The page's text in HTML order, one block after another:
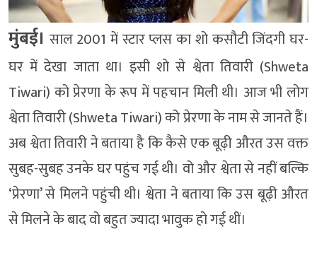
मुंबई। साल 2001 में स्टार प्लस का शो कसौटी जिंदगी घर-
घर में देखा जाता था। इसी शो से श्वेता तिवारी (Shweta
Tiwari) को प्रेरणा के रूप में पहचान मिली थी। आज भी लोग
श्वेता तिवारी (Shweta Tiwari) को प्रेरणा के नाम से जानते हैं।
अब श्वेता तिवारी ने बताया है कि कैसे एक बूढ़ी औरत उस वक्त
सुबह-सुबह उनके घर पहुंच गई थी। वो और श्वेता से नहीं बल्कि
‘प्रेरणा’ से मिलने पहुंची थी। श्वेता ने बताया कि उस बूढ़ी औरत
से मिलने के बाद वो बहुत ज्यादा भावुक हो गई थीं।